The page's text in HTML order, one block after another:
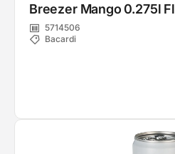
Breezer Mango 0.275l Fl
5714506
Bacardi